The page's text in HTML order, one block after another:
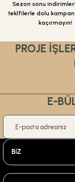
Sezon sonu
teklfilerle dolu
kaçırmayın!
PROJE
E-
BİZ